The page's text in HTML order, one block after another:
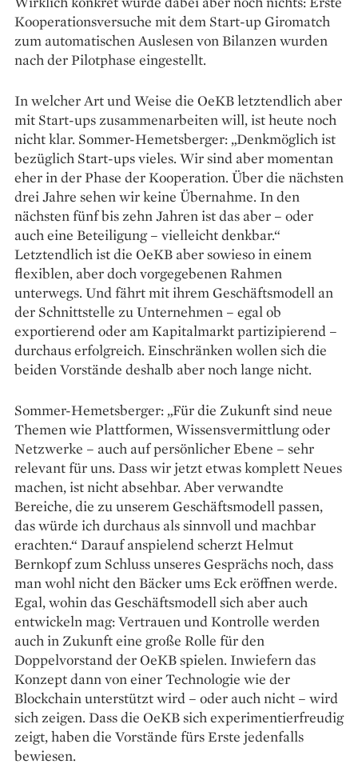
Kooperations­versuche mit dem Start-up Giromatch
zum automatischen Auslesen von Bilanzen wurden
nach der Pilotphase eingestellt.
In welcher Art und Weise die OeKB letztendlich aber
mit Start-ups zusammenarbeiten will, ist heute noch
nicht klar. Sommer-­Hemetsberger: „Denkmöglich ist
bezüglich Start-ups vieles. Wir sind aber momentan
eher in der Phase der Kooperation. Über die nächsten
drei Jahre sehen wir keine Übernahme. In den
nächsten fünf bis zehn Jahren ist das aber – oder
auch eine Beteiligung – vielleicht denkbar.“
Letztendlich ist die OeKB aber sowieso in einem
flexiblen, aber doch vorgegebenen Rahmen
unterwegs. Und fährt mit ihrem Geschäftsmodell an
der Schnittstelle zu Unternehmen – egal ob
exportierend oder am Kapitalmarkt partizipierend –
durchaus erfolgreich. Einschränken wollen sich die
beiden Vorstände deshalb aber noch lange nicht.
Sommer-Hemetsberger: „Für die Zukunft sind neue
Themen wie Plattformen, Wissensvermittlung oder
Netzwerke – auch auf persönlicher Ebene – sehr
relevant für uns. Dass wir jetzt etwas komplett Neues
machen, ist nicht absehbar. Aber verwandte
Bereiche, die zu unserem Geschäftsmodell passen,
das würde ich durchaus als sinnvoll und machbar
erachten.“ Darauf anspielend scherzt Helmut
Bernkopf zum Schluss unseres Gesprächs noch, dass
man wohl nicht den Bäcker ums Eck eröffnen werde.
Egal, wohin das Geschäftsmodell sich aber auch
entwickeln mag: Vertrauen und Kontrolle werden
auch in Zukunft eine große Rolle für den
Doppelvorstand der OeKB spielen. Inwiefern das
Konzept dann von einer Technologie wie der
Blockchain unterstützt wird – oder auch nicht – wird
sich zeigen. Dass die OeKB sich experimentierfreudig
zeigt, haben die Vorstände fürs Erste jedenfalls
bewiesen.